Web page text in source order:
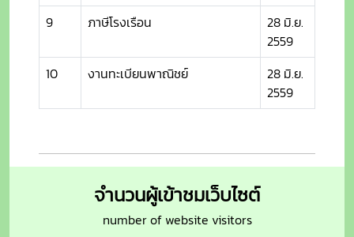
9
ภาษีโรงเรือน
28 มิ.ย.
2559
10
งานทะเบียนพาณิชย์
28 มิ.ย.
2559
จำนวนผู้เข้าชมเว็บไซต์
number of website visitors